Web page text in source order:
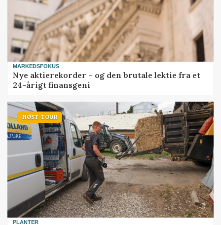
MARKEDSFOKUS
Nye aktierekorder – og den brutale lektie fra et
24-årigt finansgeni
HØST-TOUR
PLANTER